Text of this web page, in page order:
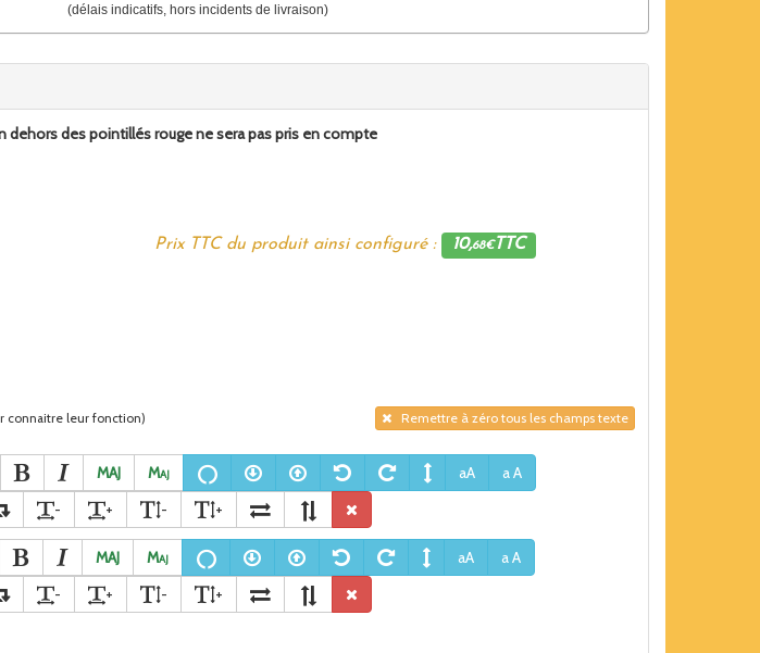
(délais indicatifs, hors incidents de livraison)
des pointillés rouge ne sera pas pris en compte
Prix TTC du produit ainsi configuré : 10,68€TTC
connaitre leur fonction) Remettre à zéro tous les champs texte
MAJ Maj aA
a A
-
+ - +
MAJ Maj aA
a A
-
+ - +